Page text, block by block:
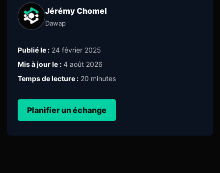
Jérémy Chomel
Dawap
Publié le : 24 février 2025
Mis à jour le : 4 août 2026
Temps de lecture : 20 minutes
Planifier un échange